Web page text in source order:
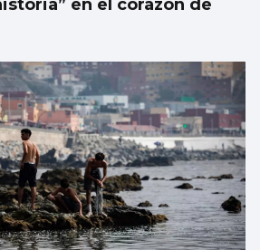
en el corazón de